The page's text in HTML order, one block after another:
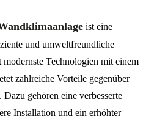
ist eine
und umweltfreundliche
Technologien mit einem
zahlreiche Vorteile gegenüber
gehören eine verbesserte
Installation und ein erhöhter